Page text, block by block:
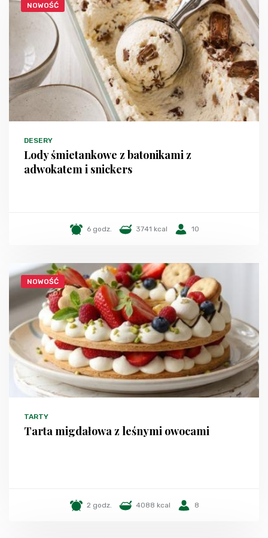
NOWOŚĆ
DESERY
Lody śmietankowe z batonikami z
adwokatem i snickers
6 godz. 3741 kcal 10
NOWOŚĆ
TARTY
Tarta migdałowa z leśnymi owocami
2 godz. 4088 kcal 8